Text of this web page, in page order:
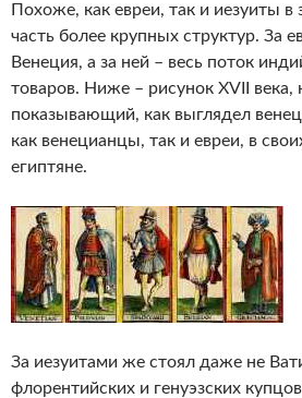
Похоже, как евреи, так и иезуиты
часть более крупных структур. За
Венеция, а за ней – весь поток
товаров. Ниже – рисунок XVII века,
показывающий, как выглядел
как венецианцы, так и евреи, в
египтяне.
За иезуитами же стоял даже не
флорентийских и генуэзских